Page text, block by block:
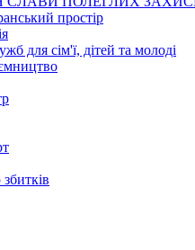
простір
для сім'ї, дітей та молоді